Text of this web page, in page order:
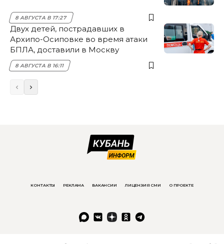
8 АВГУСТА В 17:27
Двух детей, пострадавших в
Архипо-Осиповке во время атаки
БПЛА, доставили в Москву
8 АВГУСТА В 16:11
КОНТАКТЫ РЕКЛАМА ВАКАНСИИ ЛИЦЕНЗИЯ СМИ О ПРОЕКТЕ